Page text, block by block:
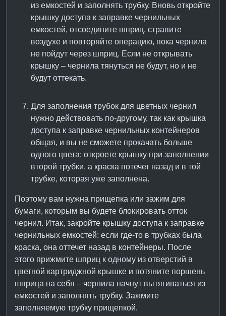
из емкостей и заполнять трубку. Вновь откройте
крышку доступа к заправке чернильных
емкостей, отсоедините шприц, стравите
воздухе и повторяйте операцию, пока чернила
не пойдут через шприц. Если не открывать
крышку – чернила тянуться не будут, но и не
будут оттекать.
Для заполнения трубок для цветных чернил
нужно действовать по-другому, так как крышка
доступа к заправке чернильных контейнеров
общая, и вы не сможете прокачать больше
одного цвета: откроете крышку при заполнении
второй трубки, а краска потечет назад и в той
трубке, которая уже заполнена.
Поэтому вам нужна прищепка или зажим для
бумаги, которым вы будете блокировать отток
чернил. Итак, закройте крышку доступа к заправке
чернильных емкостей: если где-то в трубках была
краска, она оттечет назад в контейнеры. После
этого прижмите шприц к одному из отверстий в
цветной картриджной крышке и потяните поршень
шприца на себя – чернила начнут вытягиваться из
емкостей и заполнять трубку. Зажмите
заполняемую трубку прищепкой.